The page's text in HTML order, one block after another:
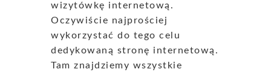
wizytówkę internetową.
Oczywiście najprościej
wykorzystać do tego celu
dedykowaną stronę internetową.
Tam znajdziemy wszystkie